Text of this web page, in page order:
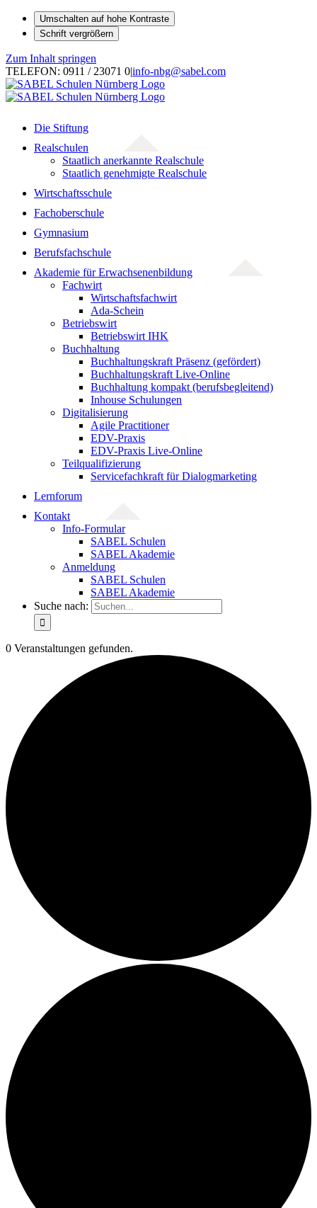
Umschalten auf hohe Kontraste
Schrift vergrößern
Zum Inhalt springen
TELEFON: 0911 / 23071 0|info-nbg@sabel.com
Die Stiftung
Realschulen
Staatlich anerkannte Realschule
Staatlich genehmigte Realschule
Wirtschaftsschule
Fachoberschule
Gymnasium
Berufsfachschule
Akademie für Erwachsenenbildung
Fachwirt
Wirtschaftsfachwirt
Ada-Schein
Betriebswirt
Betriebswirt IHK
Buchhaltung
Buchhaltungskraft Präsenz (gefördert)
Buchhaltungskraft Live-Online
Buchhaltung kompakt (berufsbegleitend)
Inhouse Schulungen
Digitalisierung
Agile Practitioner
EDV-Praxis
EDV-Praxis Live-Online
Teilqualifizierung
Servicefachkraft für Dialogmarketing
Lernforum
Kontakt
Info-Formular
SABEL Schulen
SABEL Akademie
Anmeldung
SABEL Schulen
SABEL Akademie
Suche nach:
0 Veranstaltungen gefunden.